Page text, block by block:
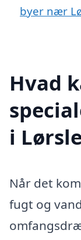
byer nær
Hvad
i
Når det
fugt og